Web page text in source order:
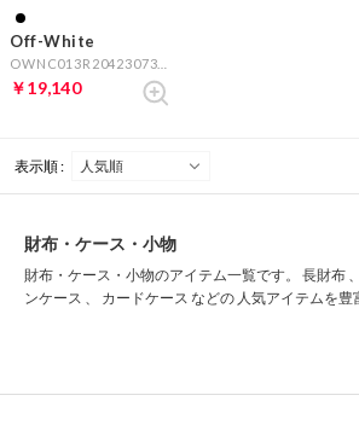
Off-White
￥19,140
表示順 :
財布・ケース・小物
財布・ケース・小物のアイテム一覧です。 長財布
ンケース 、 カードケース などの 人気アイテムを豊